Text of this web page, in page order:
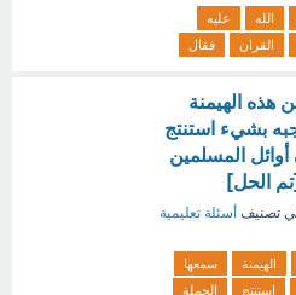
الله
عليه
القران فقال
هذه الهيمنة
بشيء استنتج
المسلمين
تصنيف أسئلة تعليمية
الهيمنة
سمعها
استنتج
الجملة